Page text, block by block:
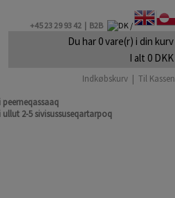
Du har 0 vare(r) i din kurv
I alt 0 DKK
Indkøbskurv | Til Kassen
+45 23 29 93 42 | B2B
2-5 sivisussuseqartarpoq